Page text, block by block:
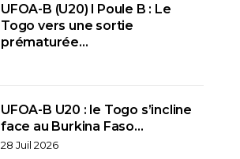
UFOA-B (U20) l Poule B : Le
Togo vers une sortie
prématurée…
UFOA-B U20 : le Togo s’incline
face au Burkina Faso…
28 Juil 2026